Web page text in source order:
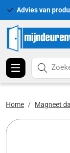
Advies van
Home Magneet